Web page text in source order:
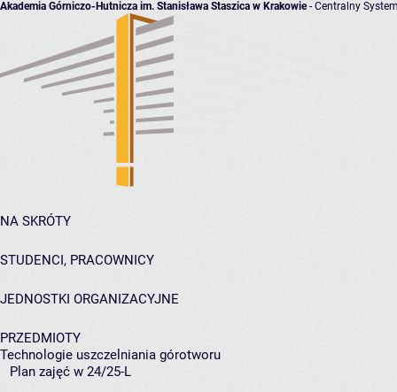
Akademia Górniczo-Hutnicza im. Stanisława Staszica w Krakowie- Centralny
NA SKRÓTY
STUDENCI, PRACOWNICY
JEDNOSTKI ORGANIZACYJNE
PRZEDMIOTY
Technologie uszczelniania górotworu
Plan zajęć w 24/25-L